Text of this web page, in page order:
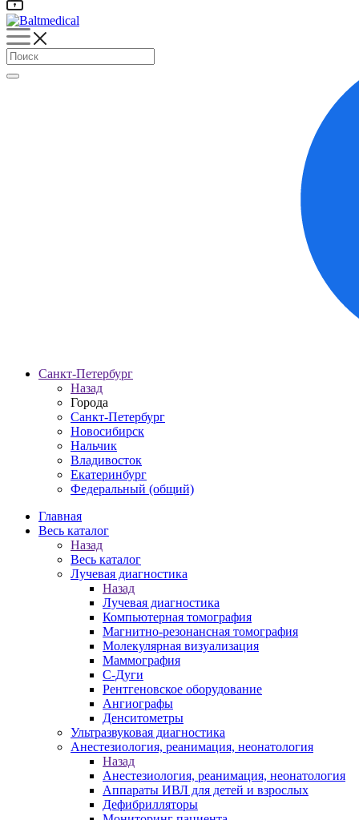
Санкт-Петербург
Назад
Города
Санкт-Петербург
Новосибирск
Нальчик
Владивосток
Екатеринбург
Федеральный (общий)
Главная
Весь каталог
Назад
Весь каталог
Лучевая диагностика
Назад
Лучевая диагностика
Компьютерная томография
Магнитно-резонансная томография
Молекулярная визуализация
Маммография
С-Дуги
Рентгеновское оборудование
Ангиографы
Денситометры
Ультразвуковая диагностика
Анестезиология, реанимация, неонатология
Назад
Анестезиология, реанимация, неонатология
Аппараты ИВЛ для детей и взрослых
Дефибрилляторы